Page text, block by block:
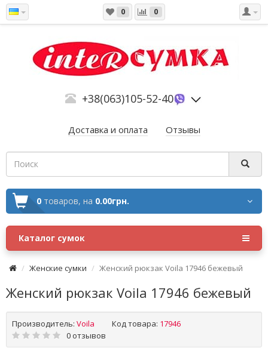
0 0
+38(063)105-52-40
Доставка и оплата Отзывы
0 товаров, на 0.00грн.
Каталог сумок
Женские сумки Женский рюкзак Voila 17946 бежевый
Женский рюкзак Voila 17946 бежевый
Производитель: Voila Код товара: 17946
0 отзывов